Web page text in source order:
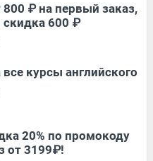
800 ₽ на первый заказ,
600 ₽
курсы английского
20% по промокоду
от 3199₽!